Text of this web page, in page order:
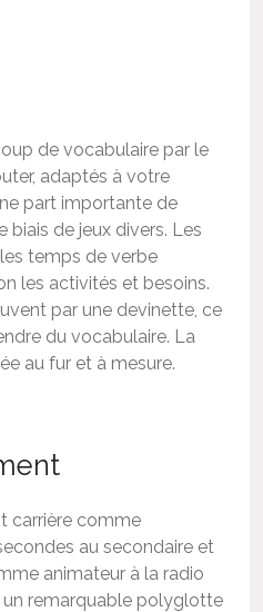
de vocabulaire par le
adaptés à votre
part importante de
biais de jeux divers. Les
temps de verbe
les activités et besoins.
par une devinette, ce
du vocabulaire. La
au fur et à mesure.
carrière comme
au secondaire et
animateur à la radio
un remarquable polyglotte